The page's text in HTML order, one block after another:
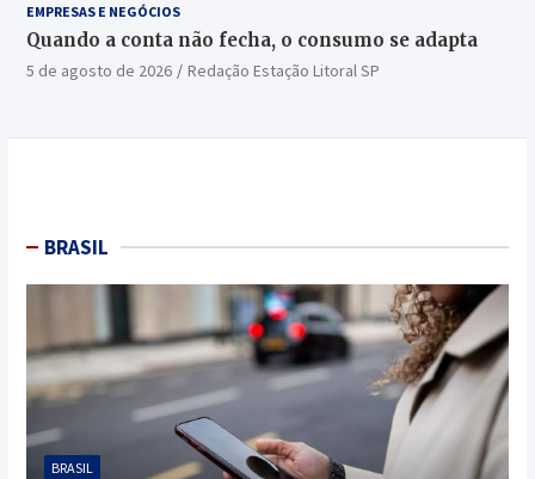
EMPRESAS E NEGÓCIOS
Quando a conta não fecha, o consumo se adapta
5 de agosto de 2026 Redação Estação Litoral SP
BRASIL
BRASIL